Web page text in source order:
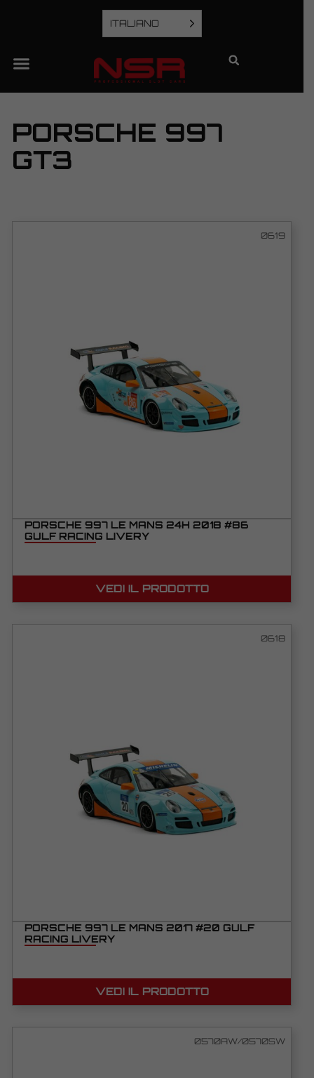
ITALIANO
PORSCHE 997
GT3
0619
PORSCHE 997 LE MANS 24H 2018 #86
GULF RACING LIVERY
VEDI IL PRODOTTO
0618
PORSCHE 997 LE MANS 2017 #20 GULF
RACING LIVERY
VEDI IL PRODOTTO
0570AW/0570SW